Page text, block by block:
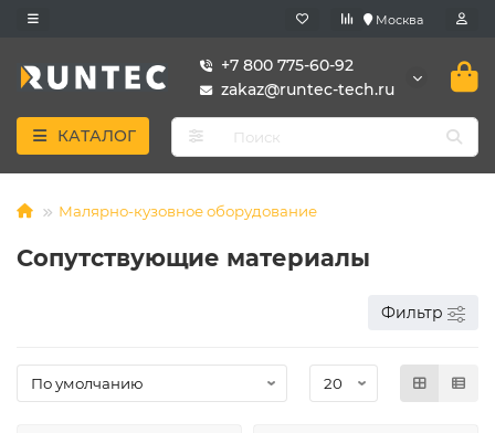
Москва
+7 800 775-60-92
zakaz@runtec-tech.ru
КАТАЛОГ
Малярно-кузовное оборудование
Сопутствующие материалы
Фильтр